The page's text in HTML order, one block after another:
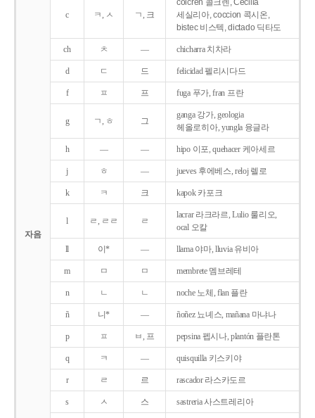
자음
c ㅋ, ㅅ ㄱ, 크
colcren 콜크렌, Cecilia
세실리아, coccion 콕시온,
bistec 비스텍, dictado 딕타도
ch ㅊ ― chicharra 치차라
d ㄷ 드 felicidad 펠리시다드
f ㅍ 프 fuga 푸가, fran 프란
g ㄱ, ㅎ 그
ganga 강가, geologia
헤올로히아, yungla 융글라
h ― ― hipo 이포, quehacer 케아세르
j ㅎ ― jueves 후에베스, reloj 렐로
k ㅋ 크 kapok 카포크
l ㄹ, ㄹㄹ ㄹ
lacrar 라크라르, Lulio 룰리오,
ocal 오칼
ll 이* ― llama 야마, lluvia 유비아
m ㅁ ㅁ membrete 멤브레테
n ㄴ ㄴ noche 노체, flan 플란
ñ 니* ― ñoñez 뇨녜스, mañana 마냐나
p ㅍ ㅂ, 프 pepsina 펩시나, plantón 플란톤
q ㅋ ― quisquilla 키스키야
r ㄹ 르 rascador 라스카도르
s ㅅ 스 sastreria 사스트레리아